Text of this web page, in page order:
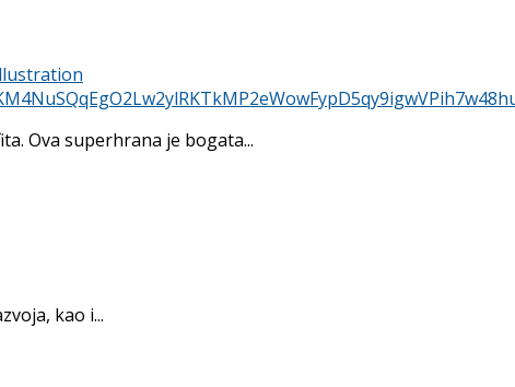
Ova superhrana je bogata...
kao i...